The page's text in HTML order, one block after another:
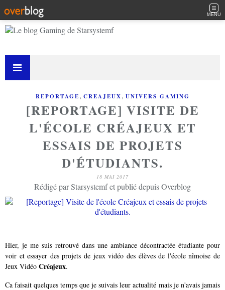
MENU
REPORTAGE, CREAJEUX, UNIVERS GAMING
[REPORTAGE] VISITE DE
L'ÉCOLE CRÉAJEUX ET
ESSAIS DE PROJETS
D'ÉTUDIANTS.
18 MAI 2017
Rédigé par Starsystemf et publié depuis Overblog
Hier, je me suis retrouvé dans une ambiance décontractée étudiante pour
voir et essayer des projets de jeux vidéo des élèves de l'école nîmoise de
Jeux Vidéo Créajeux.
Ca faisait quelques temps que je suivais leur actualité mais je n'avais jamais